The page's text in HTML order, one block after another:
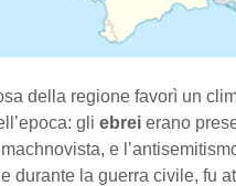
della regione favorì un
gli ebrei erano
e
durante la guerra civile, fu